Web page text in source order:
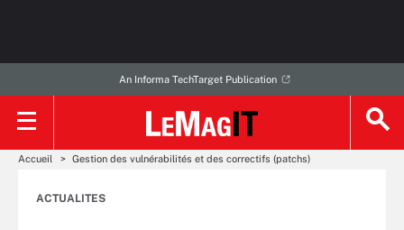
An Informa TechTarget Publication
Accueil Gestion des vulnérabilités et des correctifs (patchs)
ACTUALITES